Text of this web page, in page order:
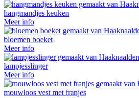
hangmandjes keuken
Meer info
bloemen boeket
Meer info
lampjesslinger
Meer info
mouwloos vest met franjes